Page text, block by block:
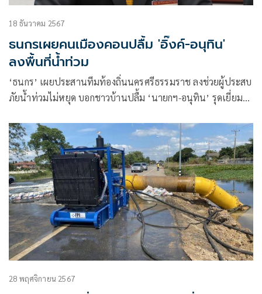
18 ธันวาคม 2567
ธนกรเผยคนเมืองคอนปลื้ม 'อิ๊งค์-อนุทิน'
ลงพื้นที่น้ำท่วม
‘ธนกร’ เผยประสานทีมท้องถิ่นนครศรีธรรมราช ลงช่วยผู้ประสบ
ภัยน้ำท่วมไม่หยุด บอกชาวบ้านปลื้ม ‘นายกฯ-อนุทิน’ รุดเยี่ยม
สมทบ
28 พฤศจิกายน 2567